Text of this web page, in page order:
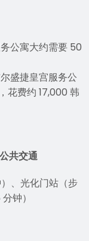
公寓大约需要 50
盛捷皇宫服务公
花费约 17,000 韩
共交通
、光化门站（步
钟）